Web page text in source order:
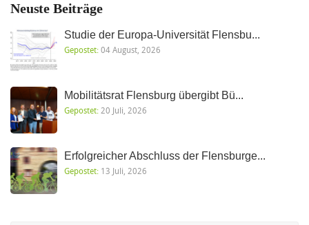
Neuste Beiträge
Studie der Europa-Universität Flensbu...
Gepostet:04 August, 2026
Mobilitätsrat Flensburg übergibt Bü...
Gepostet:20 Juli, 2026
Erfolgreicher Abschluss der Flensburge...
Gepostet: 13 Juli, 2026